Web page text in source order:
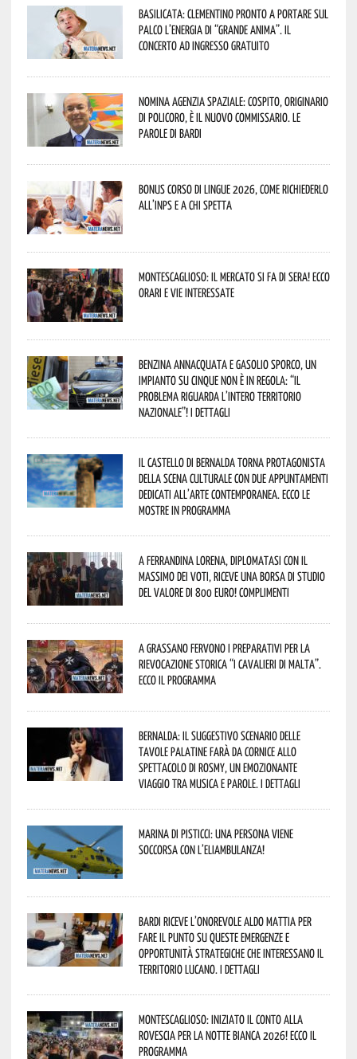
Basilicata: Clementino pronto a portare sul
palco l’energia di “Grande Anima”. Il
concerto ad ingresso gratuito
Nomina Agenzia Spaziale: Cospito, originario
di Policoro, è il nuovo commissario. Le
parole di Bardi
Bonus corso di lingue 2026, come richiederlo
all’INPS e a chi spetta
Montescaglioso: il mercato si fa di sera! Ecco
orari e vie interessate
Benzina annacquata e gasolio sporco, un
impianto su cinque non è in regola: “il
problema riguarda l’intero territorio
Nazionale”! I dettagli
Il Castello di Bernalda torna protagonista
della scena culturale con due appuntamenti
dedicati all’arte contemporanea. Ecco le
mostre in programma
A Ferrandina Lorena, diplomatasi con il
massimo dei voti, riceve una borsa di studio
del valore di 800 euro! Complimenti
A Grassano fervono i preparativi per la
Rievocazione Storica “I CAVALIERI DI MALTA”.
Ecco il programma
Bernalda: il suggestivo scenario delle
Tavole Palatine farà da cornice allo
spettacolo di Rosmy, un emozionante
viaggio tra musica e parole. I dettagli
Marina di Pisticci: una persona viene
soccorsa con l’eliambulanza!
Bardi riceve l’onorevole Aldo Mattia per
fare il punto su queste emergenze e
opportunità strategiche che interessano il
territorio lucano. I dettagli
Montescaglioso: iniziato il conto alla
rovescia per la Notte Bianca 2026! Ecco il
programma